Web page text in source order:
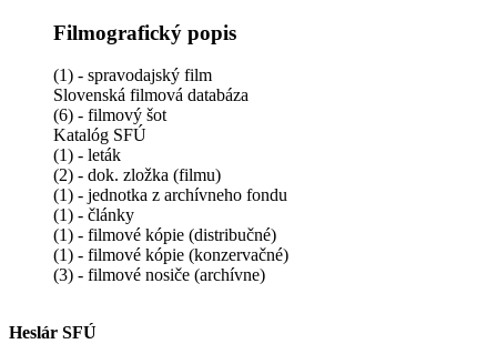
Filmografický popis
(1) - spravodajský film
Slovenská filmová databáza
(6) - filmový šot
Katalóg SFÚ
(1) - leták
(2) - dok. zložka (filmu)
(1) - jednotka z archívneho fondu
(1) - články
(1) - filmové kópie (distribučné)
(1) - filmové kópie (konzervačné)
(3) - filmové nosiče (archívne)
Heslár SFÚ